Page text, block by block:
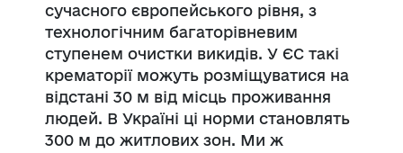
сучасного європейського рівня, з
технологічним багаторівневим
ступенем очистки викидів. У ЄС такі
крематорії можуть розміщуватися на
відстані 30 м від місць проживання
людей. В Україні ці норми становлять
300 м до житлових зон. Ми ж